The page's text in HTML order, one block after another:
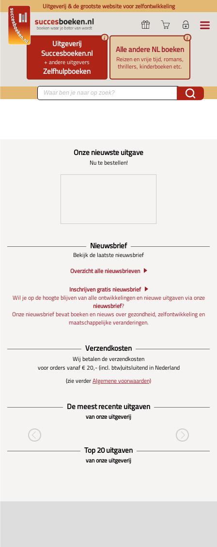
Uitgeverij & de grootste website voor zelfontwikkeling
Uitgeverij
Succesboeken.nl
+ andere uitgevers
Zelfhulpboeken
i
Alle andere NL boeken
Reizen en vrije tijd, romans,
thrillers, kinderboeken etc.
i
Onze nieuwste uitgave
Nu te bestellen!
Nieuwsbrief
Bekijk de laatste nieuwsbrief
Overzicht alle nieuwsbrieven
Inschrijven gratis nieuwsbrief
Wil je op de hoogte blijven van alle ontwikkelingen en nieuwe uitgaven via onze
nieuwsbrief?
Onze nieuwsbrief bevat boeken en nieuws over gezondheid, zelfontwikkeling en
maatschappelijke veranderingen.
Verzendkosten
Wij betalen de verzendkosten
voor orders vanaf € 20,- (incl. btw)uitsluitend in Nederland
(zie verderAlgemene voorwaarden)
De meest recente uitgaven
van onze uitgeverij
Top 20 uitgaven
van onze uitgeverij